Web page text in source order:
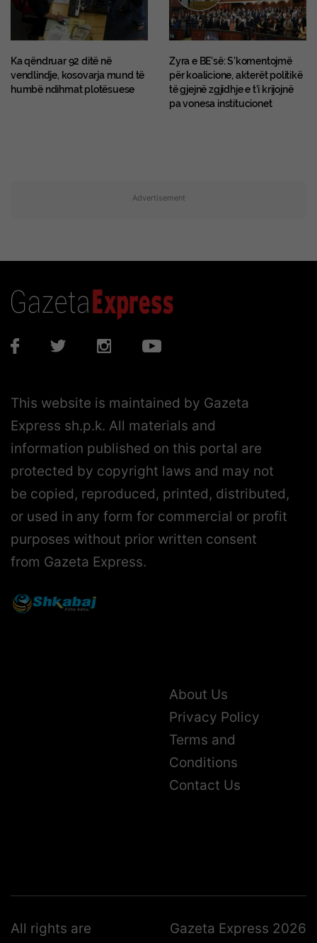
Ka qëndruar 92 ditë në
vendlindje, kosovarja mund të
humbë ndihmat plotësuese
Zyra e BE’së: S’komentojmë
për koalicione, akterët politikë
të gjejnë zgjidhje e t’i krijojnë
pa vonesa institucionet
Advertisement
This website is maintained by Gazeta
Express sh.p.k. All materials and
information published on this portal are
protected by copyright laws and may not
be copied, reproduced, printed, distributed,
or used in any form for commercial or profit
purposes without prior written consent
from Gazeta Express.
About Us
Privacy Policy
Terms and
Conditions
Contact Us
All rights are
Gazeta Express 2026